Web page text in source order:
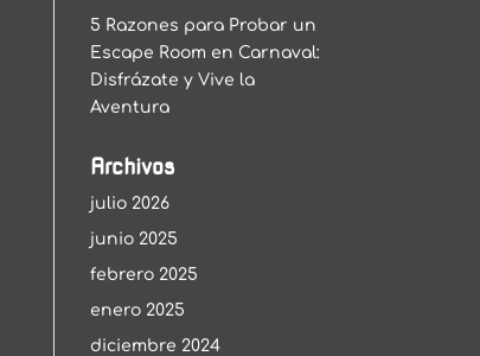
5 Razones para Probar un
Escape Room en Carnaval:
Disfrázate y Vive la
Aventura
Archivos
julio 2026
junio 2025
febrero 2025
enero 2025
diciembre 2024